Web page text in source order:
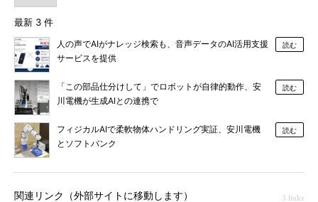
最新 3 件
人の声でAIがナレッジ検索も、音声データのAI活用支援
サービスを提供
読む
「この部品仕分けして」でロボットが自律的動作、安
川電機が生成AIとの連携で
読む
フィジカルAIで柔軟物体ハンドリング実証、安川電機
とソフトバンク
読む
関連リンク（外部サイトに移動します） 3 links